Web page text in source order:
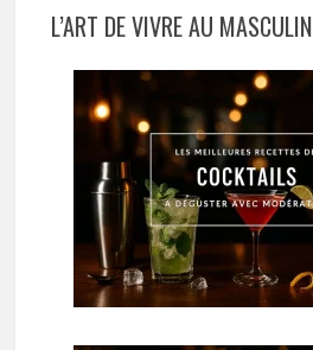
L’ART DE VIVRE AU MASCULIN